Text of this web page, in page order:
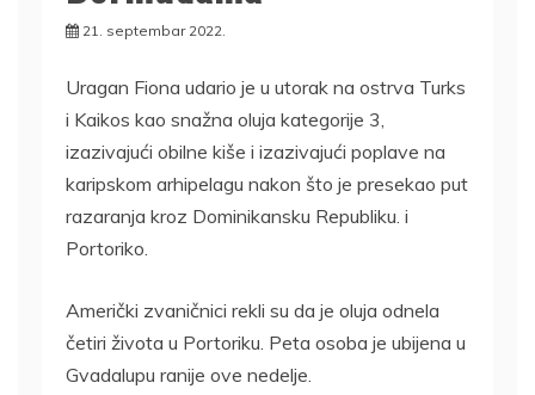
21. septembar 2022.
Uragan Fiona udario je u utorak na ostrva Turks
i Kaikos kao snažna oluja kategorije 3,
izazivajući obilne kiše i izazivajući poplave na
karipskom arhipelagu nakon što je presekao put
razaranja kroz Dominikansku Republiku. i
Portoriko.
Američki zvaničnici rekli su da je oluja odnela
četiri života u Portoriku. Peta osoba je ubijena u
Gvadalupu ranije ove nedelje.